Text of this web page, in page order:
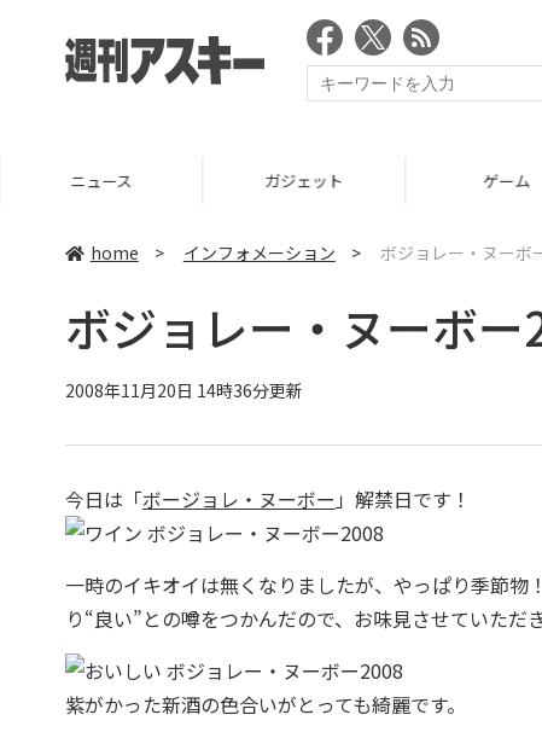
ニュース ガジェット ゲーム
home > インフォメーション > ボジョレー・ヌーボ
ボジョレー・ヌーボー
2008年11月20日 14時36分更新
今日は「ボージョレ・ヌーボー 」解禁日です！
一時のイキオイは無くなりましたが、やっぱり季節
り“良い”との噂をつかんだので、お味見させていただ
紫がかった新酒の色合いがとっても綺麗です。